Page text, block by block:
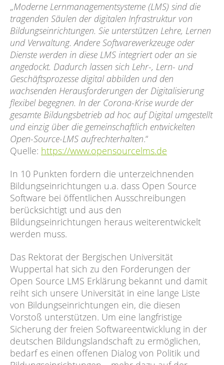
„Moderne Lernmanagementsysteme (LMS) sind die
tragenden Säulen der digitalen Infrastruktur von
Bildungseinrichtungen. Sie unterstützen Lehre, Lernen
und Verwaltung. Andere Softwarewerkzeuge oder
Dienste werden in diese LMS integriert oder an sie
angedockt. Dadurch lassen sich Lehr-, Lern- und
Geschäftsprozesse digital abbilden und den
wachsenden Herausforderungen der Digitalisierung
flexibel begegnen. In der Corona-Krise wurde der
gesamte Bildungsbetrieb ad hoc auf Digital umgestellt
und einzig über die gemeinschaftlich entwickelten
Open-Source-LMS aufrechterhalten.“
Quelle: https://www.opensourcelms.de
In 10 Punkten fordern die unterzeichnenden
Bildungseinrichtungen u.a. dass Open Source
Software bei öffentlichen Ausschreibungen
berücksichtigt und aus den
Bildungseinrichtungen heraus weiterentwickelt
werden muss.
Das Rektorat der Bergischen Universität
Wuppertal hat sich zu den Forderungen der
Open Source LMS Erklärung bekannt und damit
reiht sich unsere Universität in eine lange Liste
von Bildungseinrichtungen ein, die diesen
Vorstoß unterstützen. Um eine langfristige
Sicherung der freien Softwareentwicklung in der
deutschen Bildungslandschaft zu ermöglichen,
bedarf es einen offenen Dialog von Politik und